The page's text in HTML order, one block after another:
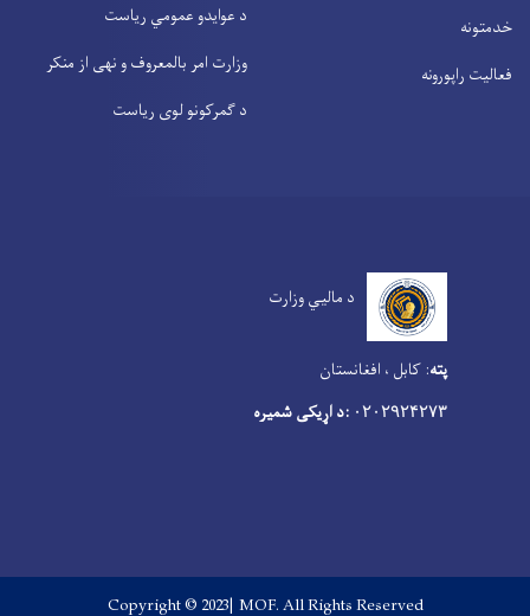
خدمتونه
فعالیت راپورونه
د عوایدو عمومي ریاست
وزارت امر بالمعروف و نهی از منکر
د گمرکونو لوی ریاست
د مالیي وزارت
پته: کابل ، افغانستان
۰۲۰۲۹۲۴۲۷۳ :د اړیکی شمیره
Copyright © 2023| MOF. All Rights Reserved